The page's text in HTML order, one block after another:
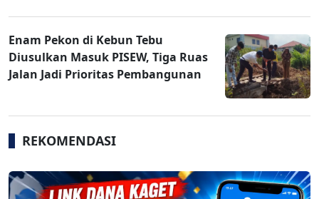
Enam Pekon di Kebun Tebu
Diusulkan Masuk PISEW, Tiga Ruas
Jalan Jadi Prioritas Pembangunan
REKOMENDASI